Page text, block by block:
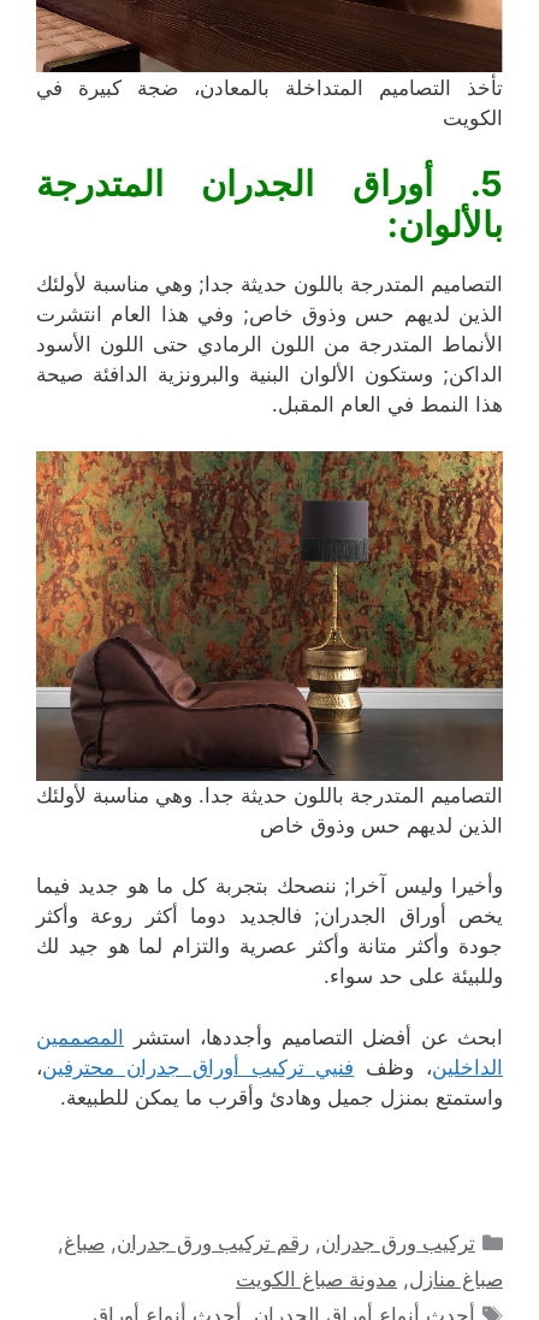
تأخذ التصاميم المتداخلة بالمعادن، ضجة كبيرة في
الكويت
5. أوراق الجدران المتدرجة
بالألوان:
التصاميم المتدرجة باللون حديثة جدا; وهي مناسبة لأولئك
الذين لديهم حس وذوق خاص; وفي هذا العام انتشرت
الأنماط المتدرجة من اللون الرمادي حتى اللون الأسود
الداكن; وستكون الألوان البنية والبرونزية الدافئة صيحة
هذا النمط في العام المقبل.
التصاميم المتدرجة باللون حديثة جدا. وهي مناسبة لأولئك
الذين لديهم حس وذوق خاص
وأخيرا وليس آخرا; ننصحك بتجربة كل ما هو جديد فيما
يخص أوراق الجدران; فالجديد دوما أكثر روعة وأكثر
جودة وأكثر متانة وأكثر عصرية والتزام لما هو جيد لك
وللبيئة على حد سواء.
ابحث عن أفضل التصاميم وأجددها، استشر المصممين
الداخلين، وظف فنيي تركيب أوراق جدران محترفين،
واستمتع بمنزل جميل وهادئ وأقرب ما يمكن للطبيعة.
التصنيفات
تركيب ورق جدران,رقم تركيب ورق جدران, صباغ,
صباغ منازل, مدونة صباغ الكويت
الوسوم